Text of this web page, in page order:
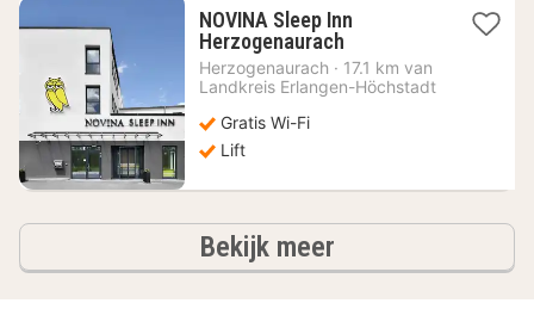
NOVINA Sleep Inn
Herzogenaurach1
nacht
vanaf
Herzogenaurach · 17.1 km van
Landkreis Erlangen-Höchstadt
Gratis Wi-Fi
Lift
Bekijk meerhotels